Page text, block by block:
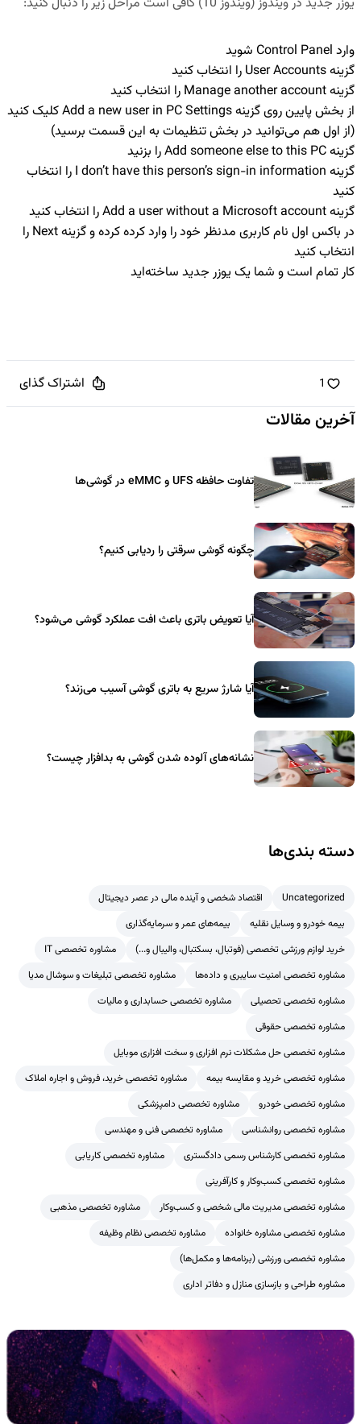
وارد Control Panel شوید
گزینهUser Accounts را انتخاب کنید
گزینهManage another account را انتخاب کنید
از بخش پایین روی گزینهAdd a new user in PC Settingsکلیک کنید
(از اول هم می‌توانید در بخش تنظیمات به این قسمت برسید)
گزینهAdd someone else to this PCرا بزنید
گزینه I don’t have this person’s sign-in information را انتخاب
کنید
گزینهAdd a user without a Microsoft accountرا انتخاب کنید
در باکس اول نام کاربری مدنظر خود را وارد کرده کرده و گزینهNext را
انتخاب کنید
کار تمام است و شما یک یوزر جدید ساخته‌اید
1 اشتراک گذای
آخرین مقالات
تفاوت حافظه UFS و eMMC در گوشی‌ها
چگونه گوشی سرقتی را ردیابی کنیم؟
آیا تعویض باتری باعث افت عملکرد گوشی می‌شود؟
آیا شارژ سریع به باتری گوشی آسیب می‌زند؟
نشانه‌های آلوده شدن گوشی به بدافزار چیست؟
دسته بندی‌ها
Uncategorized
اقتصاد شخصی و آینده مالی در عصر دیجیتال
بیمه خودرو و وسایل نقلیه
بیمه‌های عمر و سرمایه‌گذاری
خرید لوازم ورزشی تخصصی (فوتبال، بسکتبال، والیبال و...)
مشاوره تخصصی IT
مشاوره تخصصی امنیت سایبری و داده‌ها
مشاوره تخصصی تبلیغات و سوشال مدیا
مشاوره تخصصی تحصیلی
مشاوره تخصصی حسابداری و مالیات
مشاوره تخصصی حقوقی
مشاوره تخصصی حل مشکلات نرم افزاری و سخت افزاری موبایل
مشاوره تخصصی خرید و مقایسه بیمه
مشاوره تخصصی خرید، فروش و اجاره املاک
مشاوره تخصصی خودرو
مشاوره تخصصی دامپزشکی
مشاوره تخصصی روانشناسی
مشاوره تخصصی فنی و مهندسی
مشاوره تخصصی کارشناس رسمی دادگستری
مشاوره تخصصی کاریابی
مشاوره تخصصی کسب‌وکار و کارآفرینی
مشاوره تخصصی مدیریت مالی شخصی و کسب‌وکار
مشاوره تخصصی مذهبی
مشاوره تخصصی مشاوره خانواده
مشاوره تخصصی نظام وظیفه
مشاوره تخصصی ورزشی (برنامه‌ها و مکمل‌ها)
مشاوره طراحی و بازسازی منازل و دفاتر اداری